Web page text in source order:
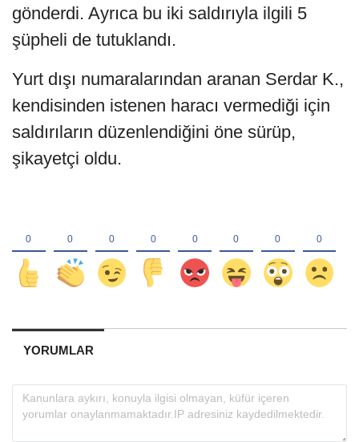
gönderdi. Ayrıca bu iki saldırıyla ilgili 5
şüpheli de tutuklandı.
Yurt dışı numaralarından aranan Serdar K.,
kendisinden istenen haracı vermediği için
saldırıların düzenlendiğini öne sürüp,
şikayetçi oldu.
YORUMLAR